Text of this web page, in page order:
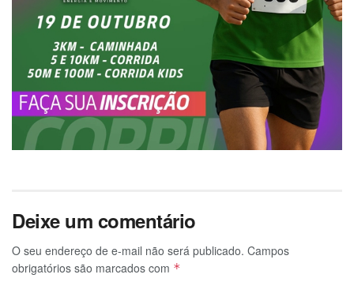
Deixe um comentário
O seu endereço de e-mail não será publicado. Campos
obrigatórios são marcados com *